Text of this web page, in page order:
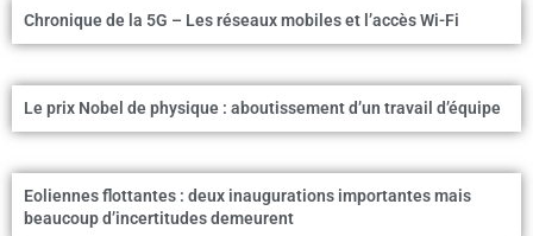
Chronique de la 5G – Les réseaux mobiles et l’accès Wi-Fi
Le prix Nobel de physique : aboutissement d’un travail d’équipe
Eoliennes flottantes : deux inaugurations importantes mais
beaucoup d’incertitudes demeurent